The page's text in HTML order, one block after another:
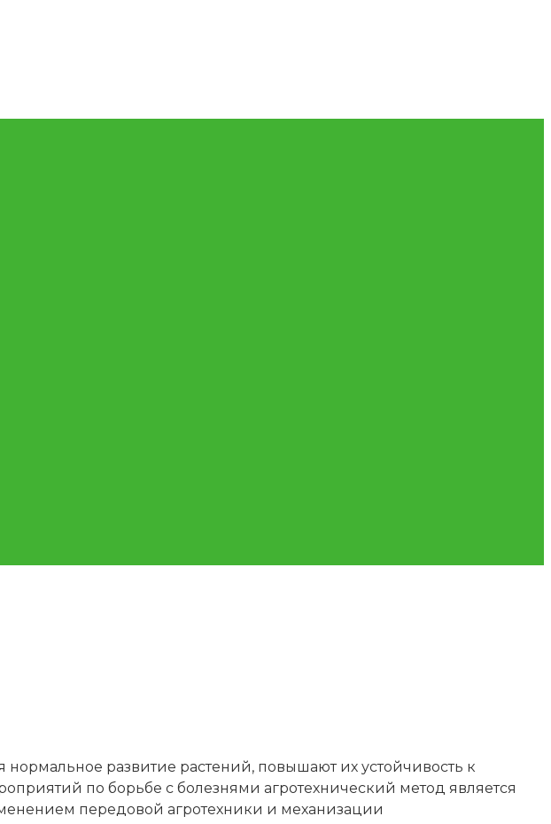
развитие растений, повышают их устойчивость к
по борьбе с болезнями агротехнический метод является
передовой агротехники и механизации